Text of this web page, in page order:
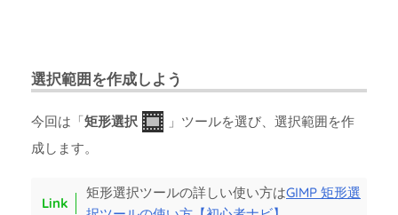
選択範囲を作成しよう
今回は「矩形選択
」ツールを選び、選択範囲を作
成します。
矩形選択ツールの詳しい使い方はGIMP 矩形選